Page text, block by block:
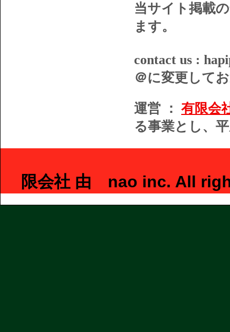
当サイト掲載
ます。
contact us :
＠に変更して
運営 ： 有限
る事業とし、
限会社 由 nao inc. All